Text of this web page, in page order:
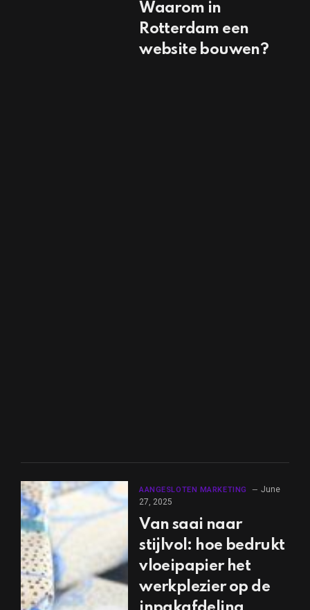
Waarom in
Rotterdam een
website bouwen?
AANGESLOTEN MARKETING
June
27, 2025
Van saai naar
stijlvol: hoe bedrukt
vloeipapier het
werkplezier op de